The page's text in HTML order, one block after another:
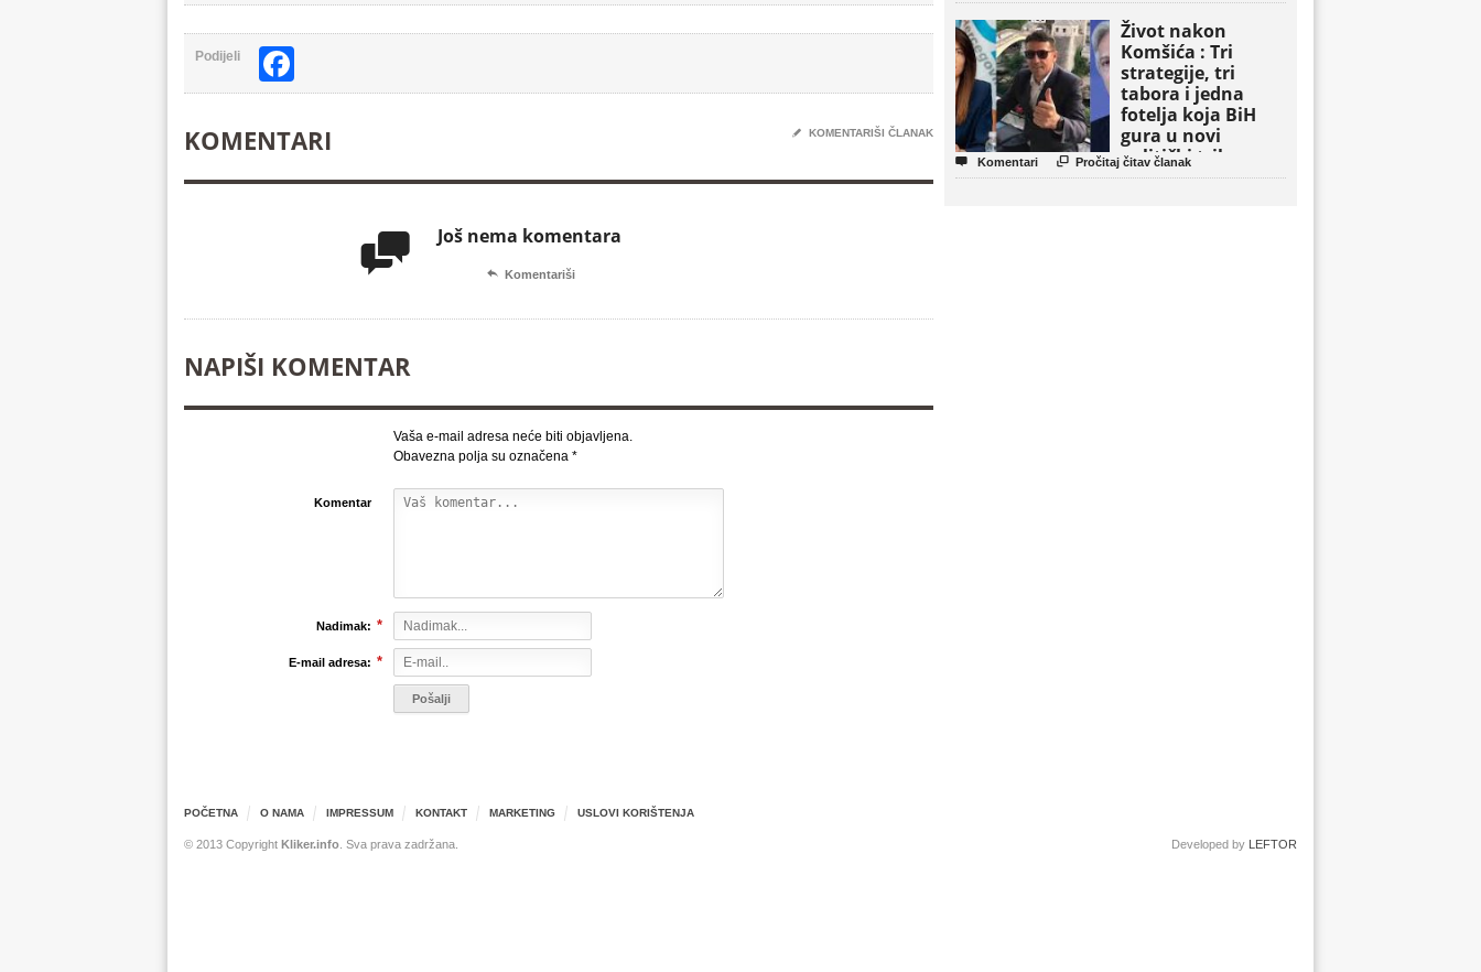
Podijeli
KOMENTARI ✎ KOMENTARIŠI ČLANAK
 Još nema komentara
 Komentariši
NAPIŠI KOMENTAR
Vaša e-mail adresa neće biti objavljena.
Obavezna polja su označena *
Komentar
Nadimak: *
E-mail adresa: *
Život nakon
Komšića : Tri
strategije, tri
tabora i jedna
fotelja koja BiH
gura u novi
politički triler
 Komentari  Pročitaj čitav članak
POČETNA O NAMA IMPRESSUM KONTAKT MARKETING USLOVI KORIŠTENJA
© 2013 Copyright Kliker.info . Sva prava zadržana. Developed by LEFTOR